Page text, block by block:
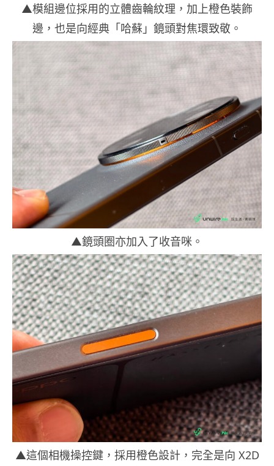
▲模組邊位採用的立體齒輪紋理，加上橙色裝飾
邊，也是向經典「哈蘇」鏡頭對焦環致敬。
▲鏡頭圈亦加入了收音咪。
▲這個相機操控鍵，採用橙色設計，完全是向 X2D